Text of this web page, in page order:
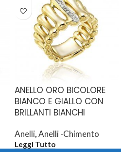
ANELLO ORO BICOLORE
BIANCO E GIALLO CON
BRILLANTI BIANCHI
Anelli,Anelli -Chimento
Leggi Tutto